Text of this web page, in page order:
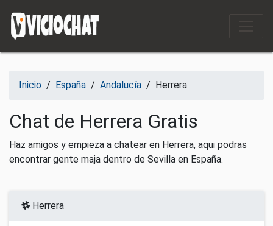
Inicio / España / Andalucía / Herrera
Chat de Herrera Gratis
Haz amigos y empieza a chatear en Herrera, aqui podras
encontrar gente maja dentro de Sevilla en España.
Herrera